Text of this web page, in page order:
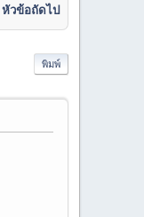
หัวข้อถัดไป
พิมพ์